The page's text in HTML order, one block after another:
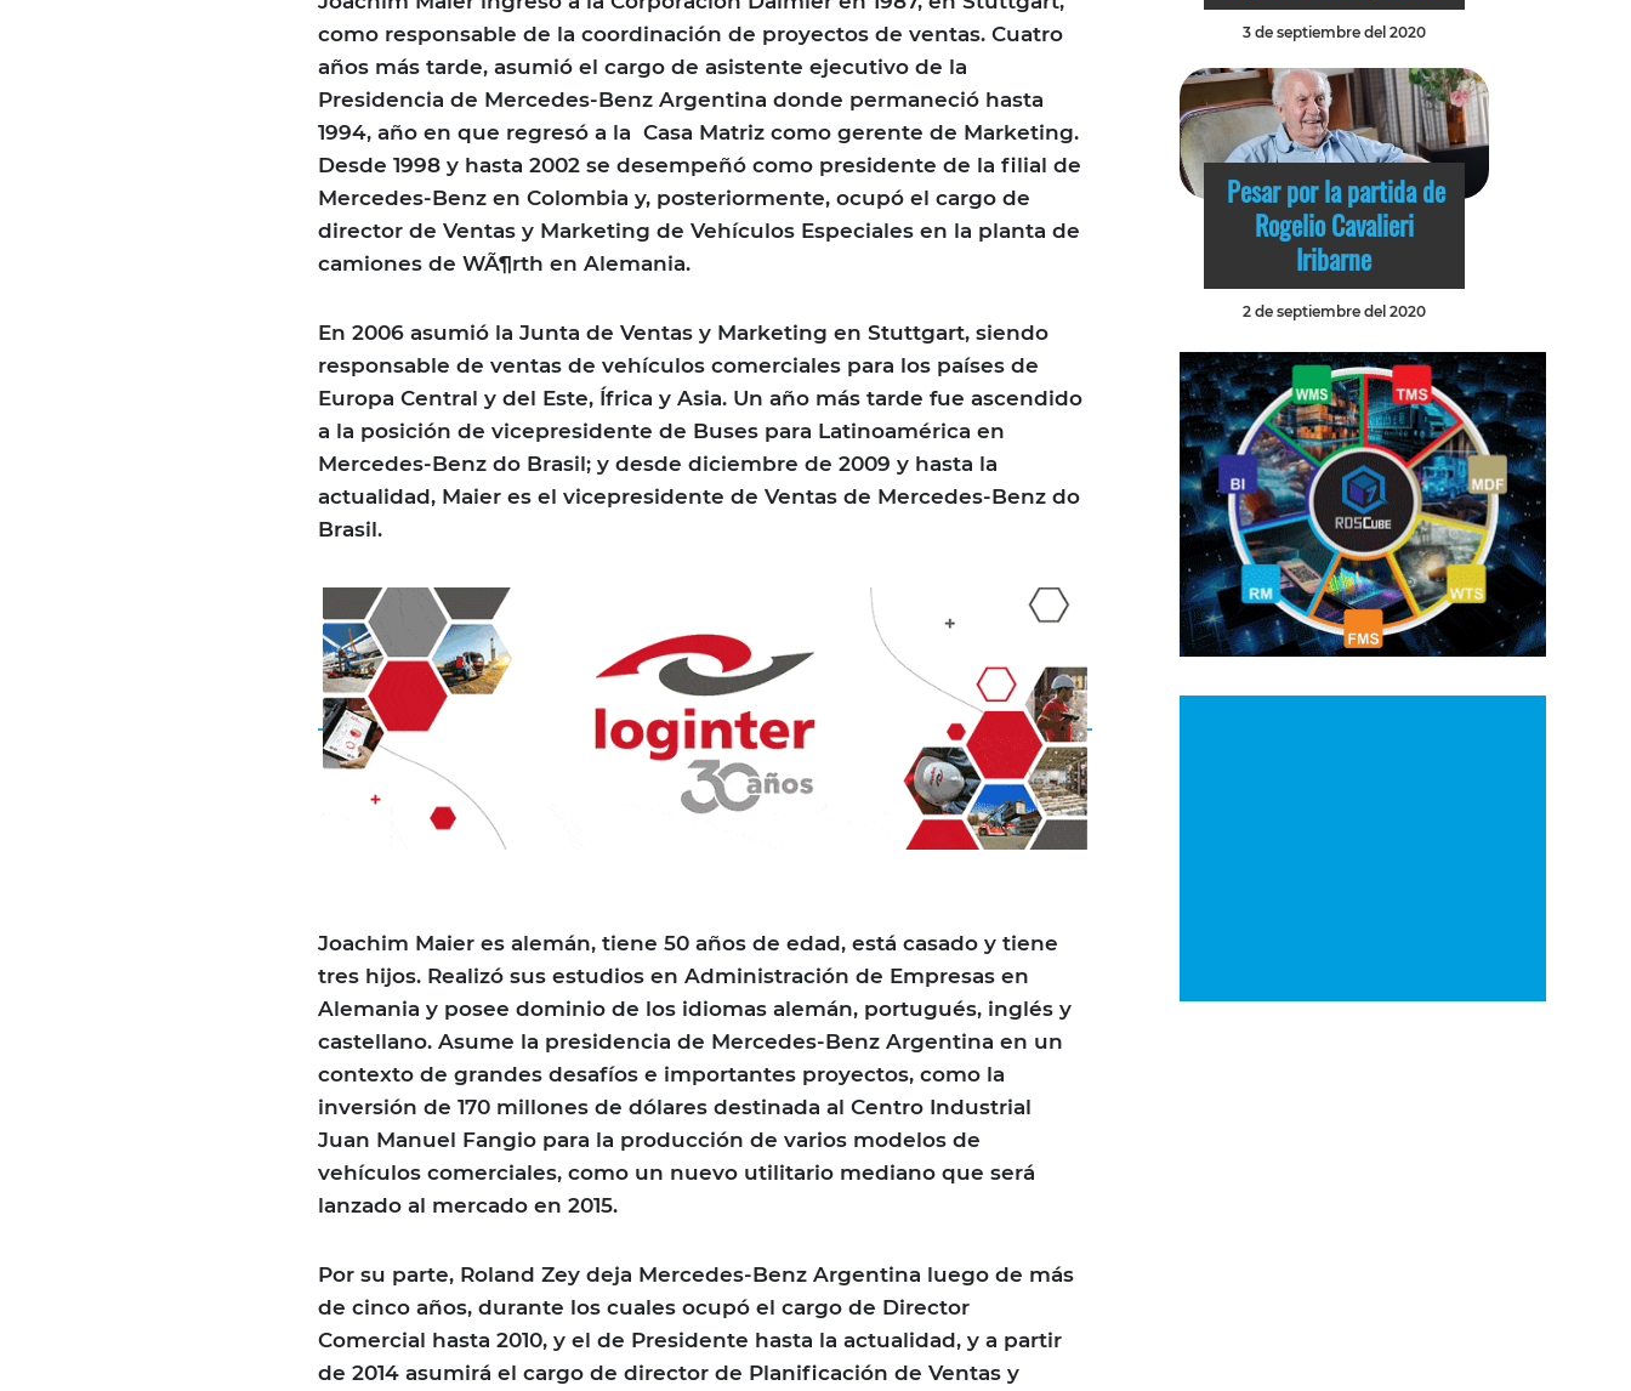
como responsable de la coordinación de proyectos de ventas. Cuatro
años más tarde, asumió el cargo de asistente ejecutivo de la
Presidencia de Mercedes-Benz Argentina donde permaneció hasta
1994, año en que regresó a la Casa Matriz como gerente de Marketing.
Desde 1998 y hasta 2002 se desempeñó como presidente de la filial de
Mercedes-Benz en Colombia y, posteriormente, ocupó el cargo de
director de Ventas y Marketing de Vehículos Especiales en la planta de
camiones de WÃ¶rth en Alemania.
En 2006 asumió la Junta de Ventas y Marketing en Stuttgart, siendo
responsable de ventas de vehículos comerciales para los países de
Europa Central y del Este, Ífrica y Asia. Un año más tarde fue ascendido
a la posición de vicepresidente de Buses para Latinoamérica en
Mercedes-Benz do Brasil; y desde diciembre de 2009 y hasta la
actualidad, Maier es el vicepresidente de Ventas de Mercedes-Benz do
Brasil.
Joachim Maier es alemán, tiene 50 años de edad, está casado y tiene
tres hijos. Realizó sus estudios en Administración de Empresas en
Alemania y posee dominio de los idiomas alemán, portugués, inglés y
castellano. Asume la presidencia de Mercedes-Benz Argentina en un
contexto de grandes desafíos e importantes proyectos, como la
inversión de 170 millones de dólares destinada al Centro Industrial
Juan Manuel Fangio para la producción de varios modelos de
vehículos comerciales, como un nuevo utilitario mediano que será
lanzado al mercado en 2015.
Por su parte, Roland Zey deja Mercedes-Benz Argentina luego de más
de cinco años, durante los cuales ocupó el cargo de Director
Comercial hasta 2010, y el de Presidente hasta la actualidad, y a partir
de 2014 asumirá el cargo de director de Planificación de Ventas y
3 de septiembre del 2020
Pesar por la partida de
Rogelio Cavalieri
Iribarne
2 de septiembre del 2020